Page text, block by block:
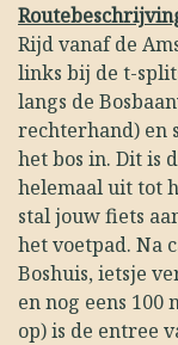
Rijd vanaf de
links bij de t-
langs de
rechterhand) en
het bos in. Dit is
helemaal uit tot
stal jouw fiets
het voetpad. Na
Boshuis, ietsje
en nog eens
op) is de entree